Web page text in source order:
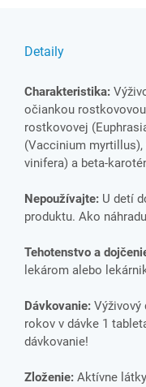
Detaily
Charakteristika:
očiankou
rostkovovej
(Vaccinium
vinifera) a beta-
Nepoužívajte: U detí
produktu. Ako
Tehotenstvo a
lekárom alebo
Dávkovanie: Výživový
rokov v dávke 1
dávkovanie!
Zloženie: Aktívne